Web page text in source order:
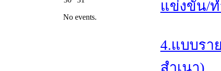
No events.
แข่งขัน/
4.แบบรา
สำเนา)